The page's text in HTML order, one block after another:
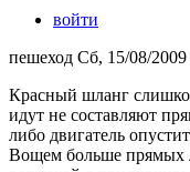
войти
пешеход Сб, 15/08/2009
Красный шланг
идут не составляют
либо двигатель
Вощем больше прямых